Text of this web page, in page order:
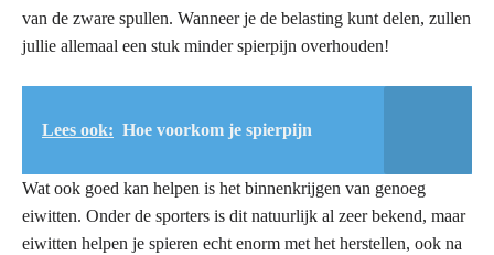
van de zware spullen. Wanneer je de belasting kunt delen, zullen
jullie allemaal een stuk minder spierpijn overhouden!
Lees ook: Hoe voorkom je spierpijn
Wat ook goed kan helpen is het binnenkrijgen van genoeg
eiwitten. Onder de sporters is dit natuurlijk al zeer bekend, maar
eiwitten helpen je spieren echt enorm met het herstellen, ook na